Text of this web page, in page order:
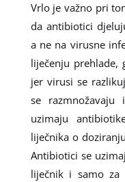
Vrlo je važno pri
da antibiotici
a ne na virusne
liječenju prehlade,
jer virusi se
se
uzimaju
liječnika o
Antibiotici se
liječnik i samo za